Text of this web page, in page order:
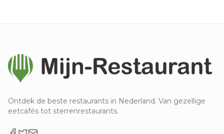
Ontdek de beste restaurants in Nederland. Van gezellige
eetcafés tot sterrenrestaurants.